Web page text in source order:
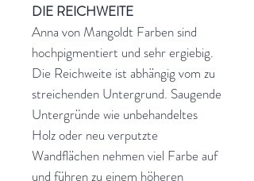
DIE REICHWEITE
Anna von Mangoldt Farben sind
hochpigmentiert und sehr ergiebig.
Die Reichweite ist abhängig vom zu
streichenden Untergrund. Saugende
Untergründe wie unbehandeltes
Holz oder neu verputzte
Wandflächen nehmen viel Farbe auf
und führen zu einem höheren